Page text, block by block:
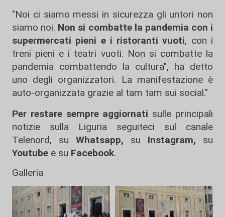
"Noi ci siamo messi in sicurezza gli untori non
siamo noi. Non si combatte la pandemia con i
supermercati pieni e i ristoranti vuoti, con i
treni pieni e i teatri vuoti. Non si combatte la
pandemia combattendo la cultura", ha detto
uno degli organizzatori. La manifestazione è
auto-organizzata grazie al tam tam sui social."
Per restare sempre aggiornati sulle principali
notizie sulla Liguria seguiteci sul canale
Telenord, su
Whatsapp, su Instagram, su
Youtube e su Facebook.
Galleria